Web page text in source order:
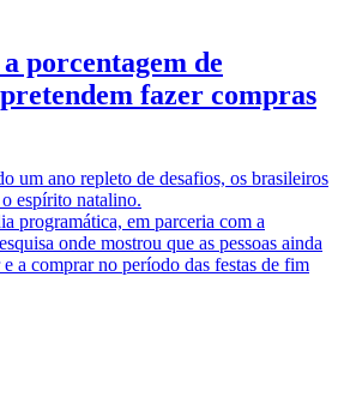
porcentagem de
fazer compras
um ano repleto de desafios, os brasileiros
espírito natalino.
programática, em parceria com a
onde mostrou que as pessoas ainda
e a comprar no período das festas de fim